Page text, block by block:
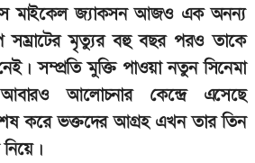
মাইকেল জ্যাকসন আজও এক অনন্য
মৃত্যুর বহু বছর পরও তাকে
সম্প্রতি মুক্তি পাওয়া নতুন সিনেমা
আলোচনার কেন্দ্রে এসেছে
করে ভক্তদের আগ্রহ এখন তার তিন